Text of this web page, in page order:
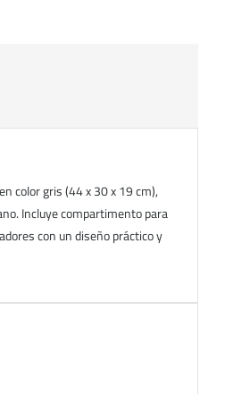
color gris (44 x 30 x 19 cm),
Incluye compartimento para
con un diseño práctico y